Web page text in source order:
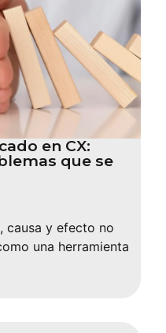
en CX:
que se
causa y efecto no
una herramienta